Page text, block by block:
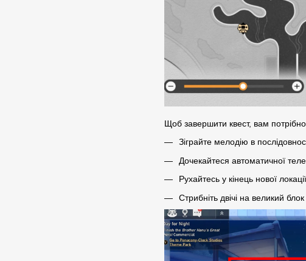
Щоб завершити квест, вам
Зіграйте мелодію в
Дочекайтеся автоматичної
Рухайтесь у кінець нової локації
Стрибніть двічі на великий